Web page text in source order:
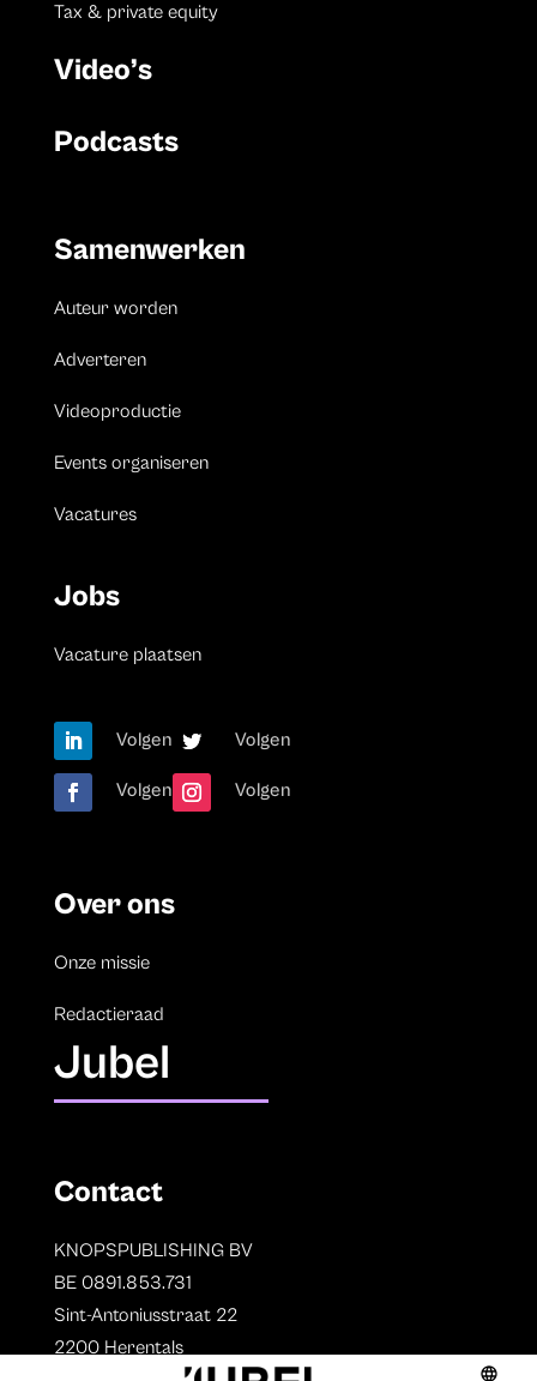
Tax & private equity
Video’s
Podcasts
Samenwerken
Auteur worden
Adverteren
Videoproductie
Events organiseren
Vacatures
Jobs
Vacature plaatsen
Volgen Volgen
Volgen Volgen
Over ons
Onze missie
Redactieraad
Jubel
Contact
KNOPSPUBLISHING BV
BE 0891.853.731
Sint-Antoniusstraat 22
2200 Herentals